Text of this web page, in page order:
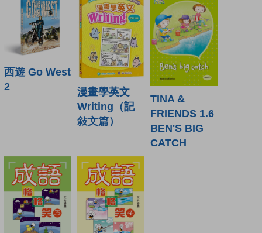
西遊 Go West
2
漫畫學英文
Writing（記
敍文篇）
TINA &
FRIENDS 1.6
BEN'S BIG
CATCH